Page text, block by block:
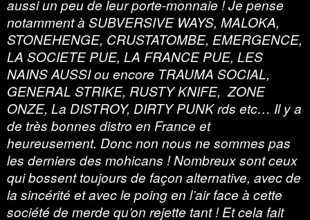
aussi un peu de leur porte-monnaie ! Je pense
notamment à SUBVERSIVE WAYS, MALOKA,
STONEHENGE, CRUSTATOMBE, EMERGENCE,
LA SOCIETE PUE, LA FRANCE PUE, LES
NAINS AUSSI ou encore TRAUMA SOCIAL,
GENERAL STRIKE, RUSTY KNIFE, ZONE
ONZE, La DISTROY, DIRTY PUNK rds etc… Il y a
de très bonnes distro en France et
heureusement. Donc non nous ne sommes pas
les derniers des mohicans ! Nombreux sont ceux
qui bossent toujours de façon alternative, avec de
la sincérité et avec le poing en l’air face à cette
société de merde qu’on rejette tant ! Et cela fait